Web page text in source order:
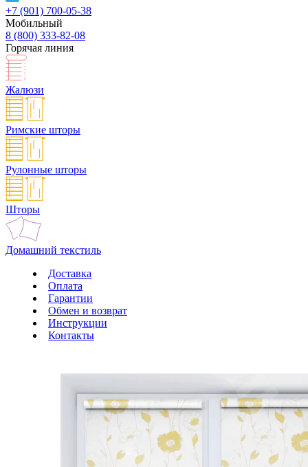
+7 (901) 700-05-38
Мобильный
8 (800) 333-82-08
Горячая линия
Жалюзи
Римские шторы
Рулонные шторы
Шторы
Домашний текстиль
Доставка
Оплата
Гарантии
Обмен и возврат
Инструкции
Контакты